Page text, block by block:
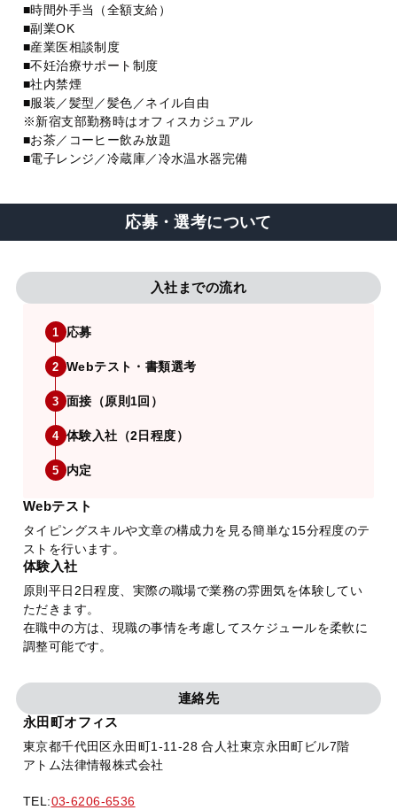
■時間外手当（全額支給）
■副業OK
■産業医相談制度
■不妊治療サポート制度
■社内禁煙
■服装／髪型／髪色／ネイル自由
※新宿支部勤務時はオフィスカジュアル
■お茶／コーヒー飲み放題
■電子レンジ／冷蔵庫／冷水温水器完備
応募・選考について
入社までの流れ
1 応募
2 Webテスト・書類選考
3 面接（原則1回）
4 体験入社（2日程度）
5 内定
Webテスト
タイピングスキルや文章の構成力を見る簡単な15分程度のテ
ストを行います。
体験入社
原則平日2日程度、実際の職場で業務の雰囲気を体験してい
ただきます。
在職中の方は、現職の事情を考慮してスケジュールを柔軟に
調整可能です。
連絡先
永田町オフィス
東京都千代田区永田町1-11-28 合人社東京永田町ビル7階
アトム法律情報株式会社
TEL:03-6206-6536